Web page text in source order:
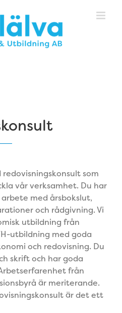
som
vår verksamhet. Du har
med årsbokslut,
och rådgivning. Vi
utbildning från
utbildning med goda
och redovisning. Du
skrift och har goda
från
är meriterande.
är det ett